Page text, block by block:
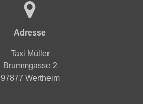
Adresse
Taxi Müller
Brummgasse 2
97877 Wertheim